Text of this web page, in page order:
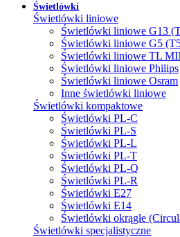
Świetlówki
Świetlówki liniowe
Świetlówki liniowe G13
Świetlówki liniowe G5
Świetlówki liniowe TL
Świetlówki liniowe Philips
Świetlówki liniowe Osram
Inne świetlówki liniowe
Świetlówki kompaktowe
Świetlówki PL-C
Świetlówki PL-S
Świetlówki PL-L
Świetlówki PL-T
Świetlówki PL-Q
Świetlówki PL-R
Świetlówki E27
Świetlówki E14
Świetlówki okrągłe
Świetlówki specjalistyczne